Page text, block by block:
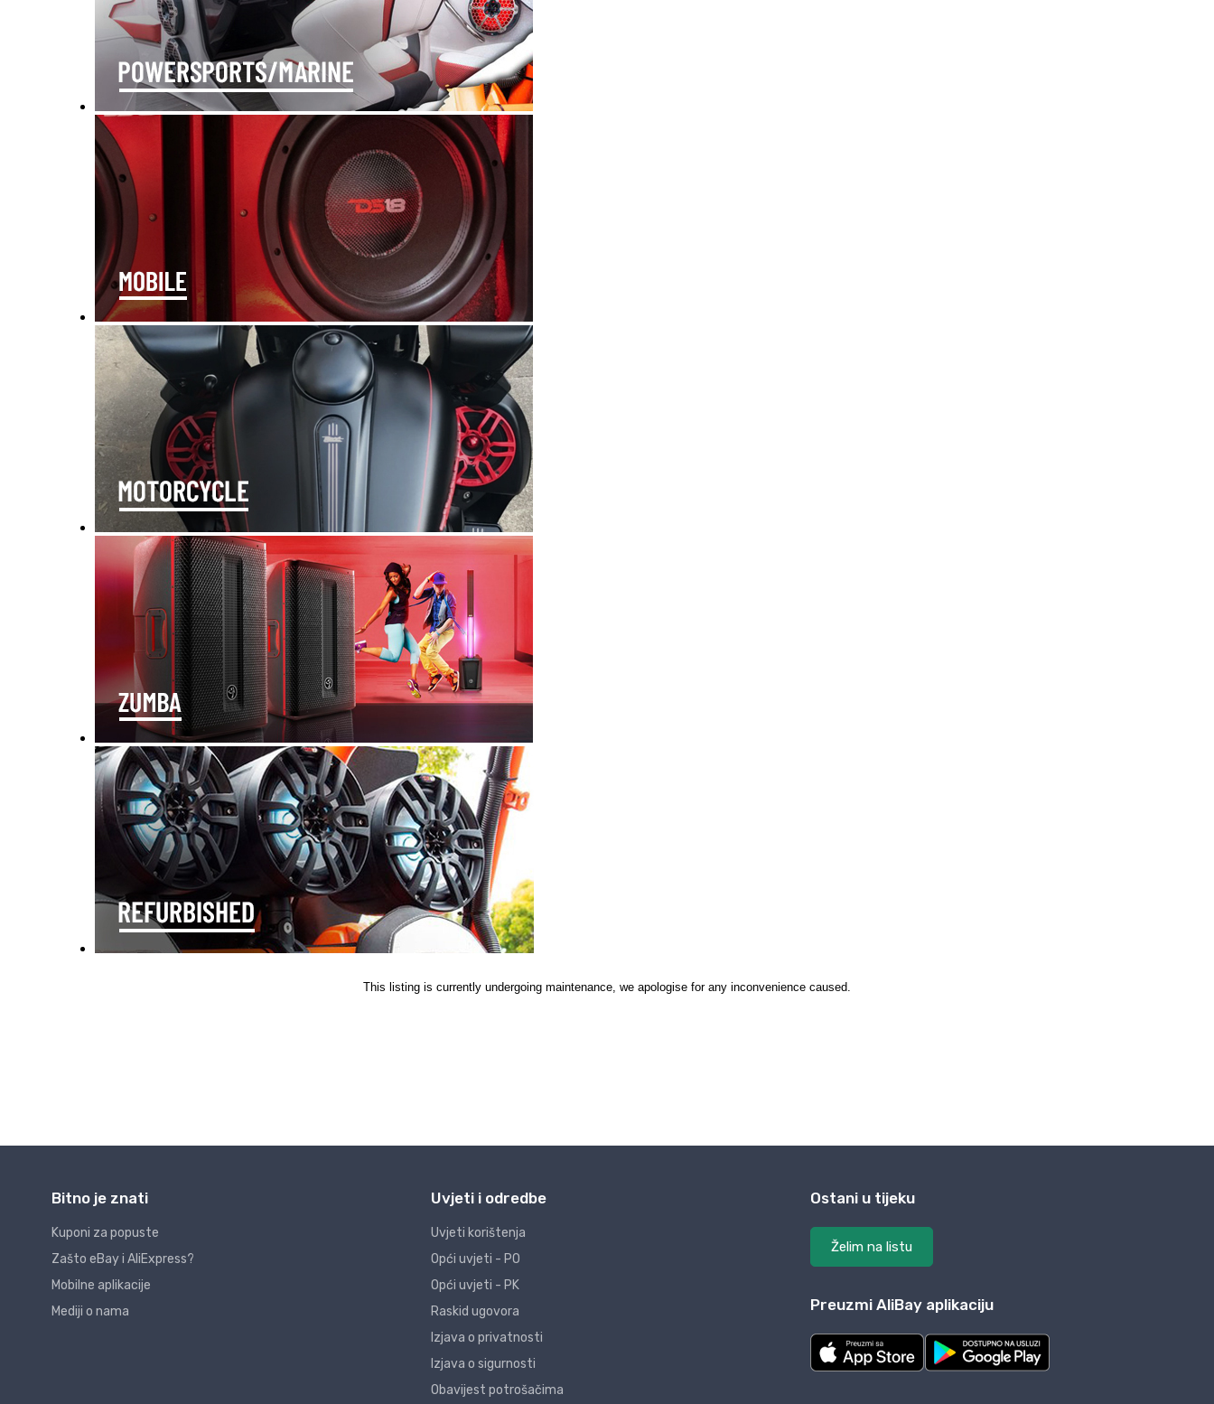
Bitno je znati
Kuponi za popuste
Zašto eBay i AliExpress?
Mobilne aplikacije
Mediji o nama
Uvjeti i odredbe
Uvjeti korištenja
Opći uvjeti - PO
Opći uvjeti - PK
Raskid ugovora
Izjava o privatnosti
Izjava o sigurnosti
Obavijest potrošačima
Ostani u tijeku
Želim na listu
Preuzmi AliBay aplikaciju